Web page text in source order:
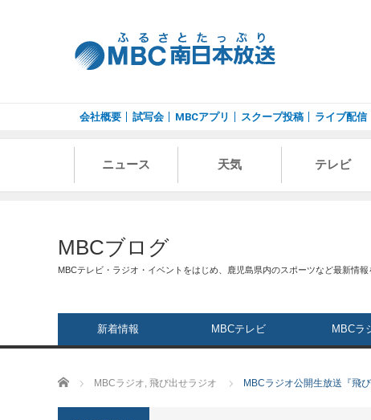
会社概要 試写会 MBCアプリ スクープ投稿 ライブ配信
ニュース 天気 テレビ
MBCブログ
MBCテレビ・ラジオ・イベントをはじめ、鹿児島県内のスポーツなど最新情報
新着情報 MBCテレビ MBCラ
ホーム MBCラジオ, 飛び出せラジオ MBCラジオ公開生放送『飛